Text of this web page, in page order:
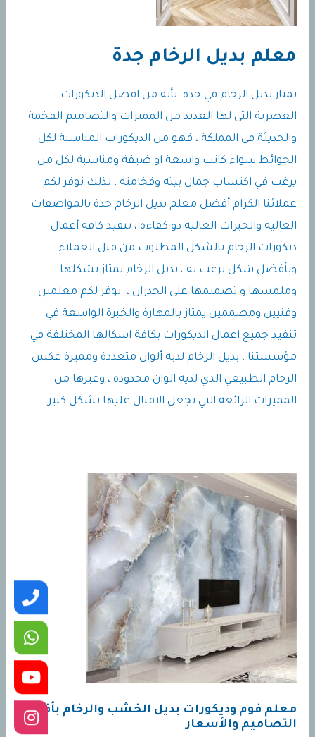
معلم بديل الرخام جدة
يمتاز بديل الرخام في جدة بأنه من افضل الديكورات
العصرية التي لها العديد من المميزات والتصاميم الفخمة
والحديثة في المملكة ، فهو من الديكورات المناسبة لكل
الحوائط سواء كانت واسعة او ضيقة ومناسبة لكل من
يرغب في اكتساب جمال بيته وفخامته ، لذلك نوفر لكم
عملائنا الكرام أفضل معلم بديل الرخام جدة بالمواصفات
العالية والخبرات العالية ذو كفاءة ، تنفيذ كافة أعمال
ديكورات الرخام بالشكل المطلوب من قبل العملاء
وبأفضل شكل يرغب به ، بديل الرخام يمتاز بشكلها
وملمسها و تصميمها على الجدران ، نوفر لكم معلمين
وفنيين ومصممين يمتاز بالمهارة والخبرة الواسعة في
تنفيذ جميع اعمال الديكورات بكافة اشكالها المختلفة في
مؤسستنا ، بديل الرخام لديه ألوان متعددة ومميزة عكس
الرخام الطبيعي الذي لديه الوان محدودة ، وغيرها من
المميزات الرائعة التي تجعل الاقبال عليها بشكل كبير .
معلم فوم وديكورات بديل الخشب والرخام بأفضل
التصاميم والأسعار